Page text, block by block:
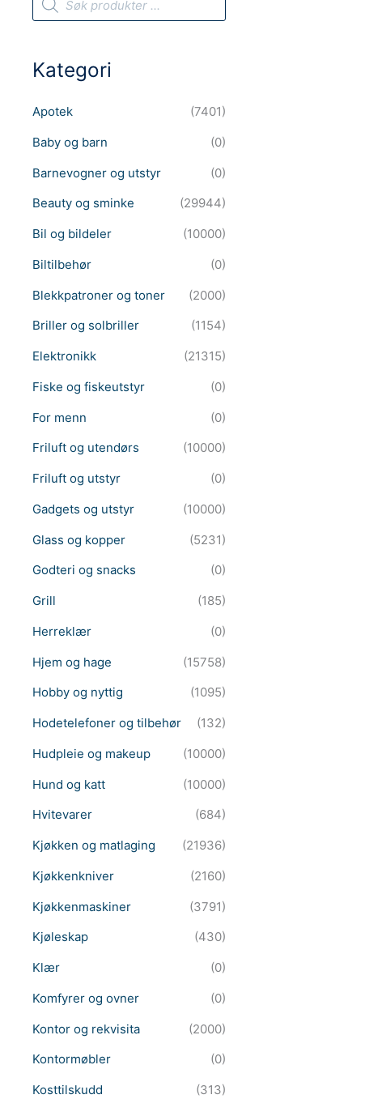
o
t
s
e
a
c
h
Kategori
Apotek
(7401)
Baby og barn
(0)
Barnevogner og utstyr
(0)
Beauty og sminke
(29944)
Bil og bildeler
(10000)
Biltilbehør
(0)
Blekkpatroner og toner
(2000)
Briller og solbriller
(1154)
Elektronikk
(21315)
Fiske og fiskeutstyr
(0)
For menn
(0)
Friluft og utendørs
(10000)
Friluft og utstyr
(0)
Gadgets og utstyr
(10000)
Glass og kopper
(5231)
Godteri og snacks
(0)
Grill
(185)
Herreklær
(0)
Hjem og hage
(15758)
Hobby og nyttig
(1095)
Hodetelefoner og tilbehør
(132)
Hudpleie og makeup
(10000)
Hund og katt
(10000)
Hvitevarer
(684)
Kjøkken og matlaging
(21936)
Kjøkkenkniver
(2160)
Kjøkkenmaskiner
(3791)
Kjøleskap
(430)
Klær
(0)
Komfyrer og ovner
(0)
Kontor og rekvisita
(2000)
Kontormøbler
(0)
Kosttilskudd
(313)